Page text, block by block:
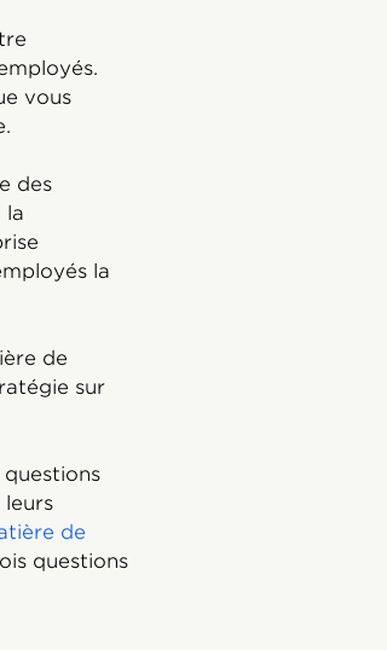
vous
des
la
la
de
sur
questions
de
questions